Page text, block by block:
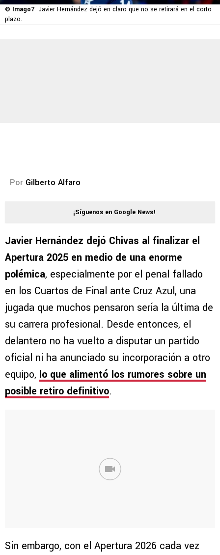
© Imago7 Javier Hernández dejó en claro que no se retirará en el corto
plazo.
Por Gilberto Alfaro
¡Síguenos en Google News!
Javier Hernández dejó Chivas al finalizar el
Apertura 2025 en medio de una enorme
polémica, especialmente por el penal fallado
en los Cuartos de Final ante Cruz Azul, una
jugada que muchos pensaron sería la última de
su carrera profesional. Desde entonces, el
delantero no ha vuelto a disputar un partido
oficial ni ha anunciado su incorporación a otro
equipo, lo que alimentó los rumores sobre un
posible retiro definitivo.
Sin embargo, con el Apertura 2026 cada vez